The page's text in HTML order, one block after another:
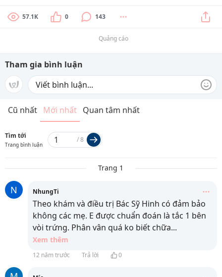
57.1K 0 143
Quảng cáo
Tham gia bình luận
Cũ nhất Mới nhất Quan tâm nhất
Tìm tới
Trang bình luận
/8
Trang 1
N NhungTi
Theo khám và điều trị Bác Sỹ Hinh có đảm bảo
không các mẹ. E được chuẩn đoán là tắc 1 bên
vòi trứng. Phân vân quá ko biết chữa...
Xem thêm
12 năm trước Trả lời 0